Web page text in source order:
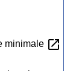
minimale open_in_new